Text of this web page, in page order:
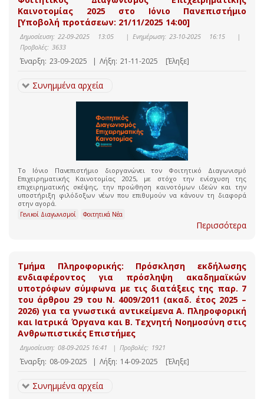
Καινοτομίας 2025 στο Ιόνιο Πανεπιστήμιο
[Υποβολή προτάσεων: 21/11/2025 14:00]
Δημοσίευση: 22-09-2025 13:05 | Ενημέρωση: 23-10-2025 16:15
|
Προβολές: 3633
Έναρξη: 23-09-2025 | Λήξη: 21-11-2025 [Έληξε]
Συνημμένα αρχεία
Το Ιόνιο Πανεπιστήμιο διοργανώνει τον Φοιτητικό Διαγωνισμό
Επιχειρηματικής Καινοτομίας 2025, με στόχο την ενίσχυση της
επιχειρηματικής σκέψης, την προώθηση καινοτόμων ιδεών και την
υποστήριξη φιλόδοξων νέων που επιθυμούν να κάνουν τη διαφορά
στην αγορά.
Γενικοί Διαγωνισμοί Φοιτητικά Νέα
Περισσότερα
Τμήμα Πληροφορικής: Πρόσκληση εκδήλωσης
ενδιαφέροντος για πρόσληψη ακαδημαϊκών
υποτρόφων σύμφωνα με τις διατάξεις της παρ. 7
του άρθρου 29 του Ν. 4009/2011 (ακαδ. έτος 2025 –
2026) για τα γνωστικά αντικείμενα Α. Πληροφορική
και Ιατρικά Όργανα και Β. Τεχνητή Νοημοσύνη στις
Ανθρωπιστικές Επιστήμες
Δημοσίευση: 08-09-2025 16:41 | Προβολές: 1921
Έναρξη: 08-09-2025 | Λήξη: 14-09-2025 [Έληξε]
Συνημμένα αρχεία